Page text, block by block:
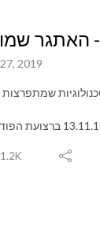
2019
1.2K